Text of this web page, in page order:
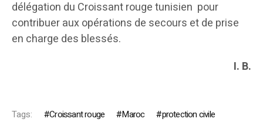
délégation du Croissant rouge tunisien pour
contribuer aux opérations de secours et de prise
en charge des blessés.
I. B.
Tags: Croissant rouge Maroc
protection civile